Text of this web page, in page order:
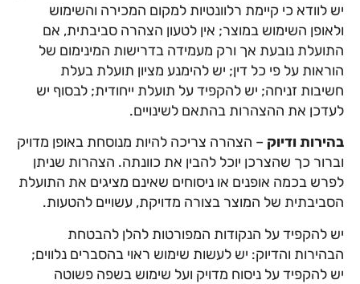
יש לוודא כי קיימת רלוונטיות למקום המכירה והשימוש
ולאופן השימוש במוצר; אין לטעון הצהרה סביבתית, אם
התועלת נובעת אך ורק מעמידה בדרישות המינימום של
הוראות על פי כל דין; יש להימנע מציון תועלת בעלת
חשיבות זניחה; יש להקפיד על תועלת ייחודית; לבסוף יש
לעדכן את ההצהרות בהתאם לשינויים.
בהירות ודיוק – הצהרה צריכה להיות מנוסחת באופן מדויק
וברור כך שהצרכן יוכל להבין את כוונתה. הצהרות שניתן
לפרש בכמה אופנים או ניסוחים שאינם מציגים את התועלת
הסביבתית של המוצר בצורה מדויקת, עשויים להטעות.
יש להקפיד על הנקודות המפורטות להלן להבטחת
הבהירות והדיוק: יש לעשות שימוש ראוי בהסברים נלווים;
יש להקפיד על ניסוח מדויק ועל שימוש בשפה פשוטה